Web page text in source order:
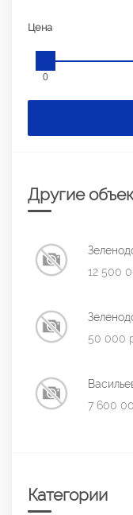
Цена
0
Другие
12 500
50 000
7 600
Категории